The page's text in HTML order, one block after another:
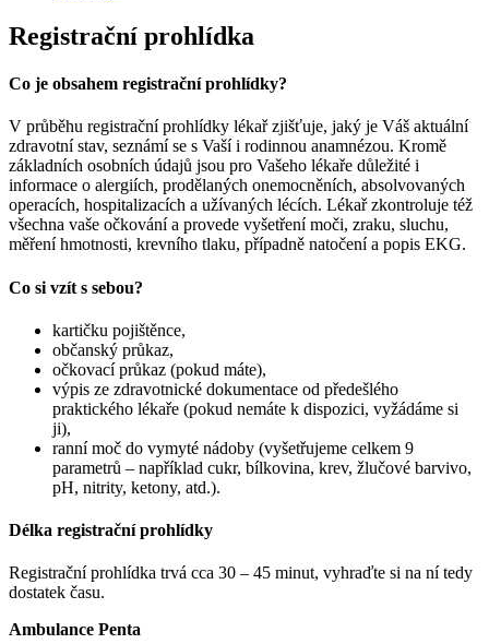
Registrační prohlídka
Co je obsahem registrační prohlídky?
V průběhu registrační prohlídky lékař zjišťuje, jaký je Váš aktuální
zdravotní stav, seznámí se s Vaší i rodinnou anamnézou. Kromě
základních osobních údajů jsou pro Vašeho lékaře důležité i
informace o alergiích, prodělaných onemocněních, absolvovaných
operacích, hospitalizacích a užívaných lécích. Lékař zkontroluje též
všechna vaše očkování a provede vyšetření moči, zraku, sluchu,
měření hmotnosti, krevního tlaku, případně natočení a popis EKG.
Co si vzít s sebou?
kartičku pojištěnce,
občanský průkaz,
očkovací průkaz (pokud máte),
výpis ze zdravotnické dokumentace od předešlého
praktického lékaře (pokud nemáte k dispozici, vyžádáme si
ji),
ranní moč do vymyté nádoby (vyšetřujeme celkem 9
parametrů – například cukr, bílkovina, krev, žlučové barvivo,
pH, nitrity, ketony, atd.).
Délka registrační prohlídky
Registrační prohlídka trvá cca 30 – 45 minut, vyhraďte si na ní tedy
dostatek času.
Ambulance Penta